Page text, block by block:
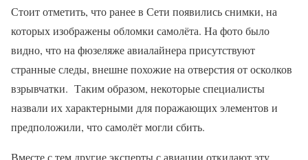
Стоит отметить, что ранее в Сети появились снимки, на
которых изображены обломки самолёта. На фото было
видно, что на фюзеляже авиалайнера присутствуют
странные следы, внешне похожие на отверстия от осколков
взрывчатки. Таким образом, некоторые специалисты
назвали их характерными для поражающих элементов и
предположили, что самолёт могли сбить.
Вместе с тем другие эксперты с авиации откидают эту